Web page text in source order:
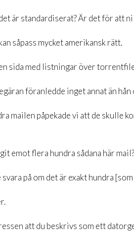
är standardiserat? Är det för att ni
såpass mycket amerikansk rätt.
sida med listningar över
föranledde inget annat än
mailen påpekade vi att de skulle
emot flera hundra sådana här mail?
svara på om det är exakt hundra
att du beskrivs som ett